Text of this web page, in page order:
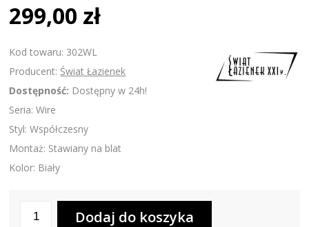
299,00 zł
Kod towaru: 302WL
Producent:Świat Łazienek
Dostępność: Dostępny w 24h!
Seria: Wire
Styl: Współczesny
Montaż: Stawiany na blat
Kolor: Biały